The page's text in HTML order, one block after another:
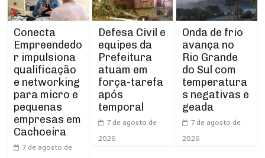
Conecta
Empreendedo
r impulsiona
qualificação
e networking
para micro e
pequenas
empresas em
Cachoeira
7 de agosto de
Defesa Civil e
equipes da
Prefeitura
atuam em
força-tarefa
após
temporal
7 de agosto de
2026
Onda de frio
avança no
Rio Grande
do Sul com
temperatura
s negativas e
geada
7 de agosto de
2026